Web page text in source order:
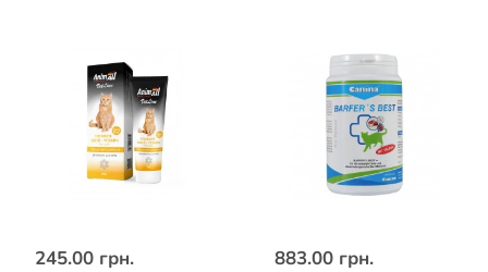
245.00 грн. 883.00 грн.